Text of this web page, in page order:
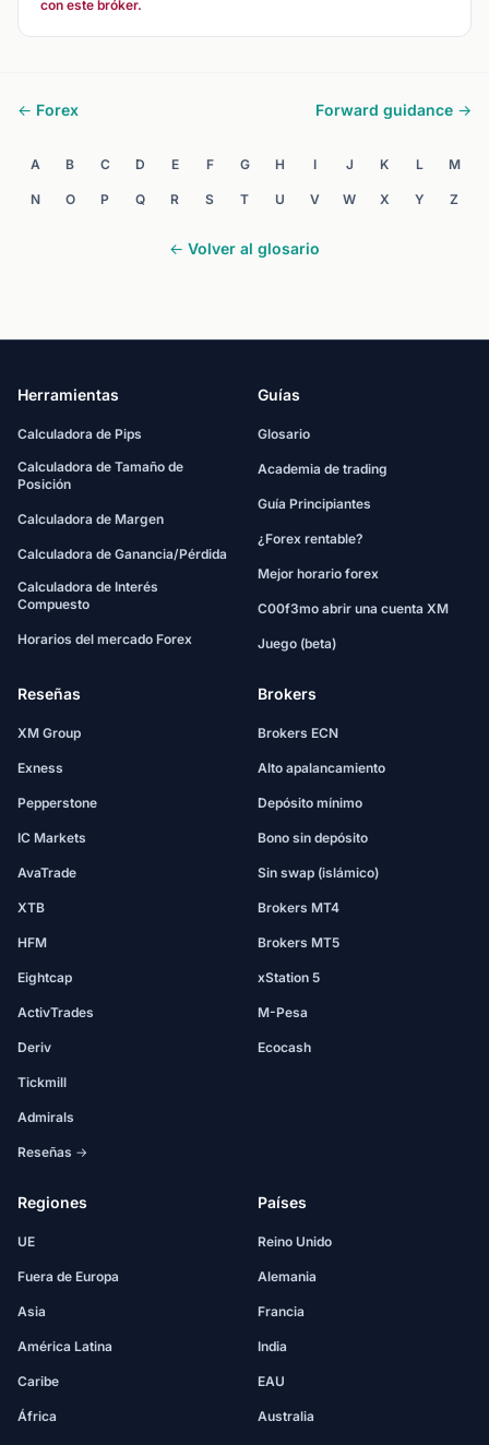
con este bróker.
← Forex Forward guidance →
A B C D E F G H I J K L M
N O P Q R S T U V W X Y Z
← Volver al glosario
Herramientas
Calculadora de Pips
Calculadora de Tamaño de
Posición
Calculadora de Margen
Calculadora de Ganancia/Pérdida
Calculadora de Interés
Compuesto
Horarios del mercado Forex
Guías
Glosario
Academia de trading
Guía Principiantes
¿Forex rentable?
Mejor horario forex
C00f3mo abrir una cuenta XM
Juego (beta)
Reseñas
XM Group
Exness
Pepperstone
IC Markets
AvaTrade
XTB
HFM
Eightcap
ActivTrades
Deriv
Tickmill
Admirals
Reseñas →
Brokers
Brokers ECN
Alto apalancamiento
Depósito mínimo
Bono sin depósito
Sin swap (islámico)
Brokers MT4
Brokers MT5
xStation 5
M-Pesa
Ecocash
Regiones
UE
Fuera de Europa
Asia
América Latina
Caribe
África
Países
Reino Unido
Alemania
Francia
India
EAU
Australia